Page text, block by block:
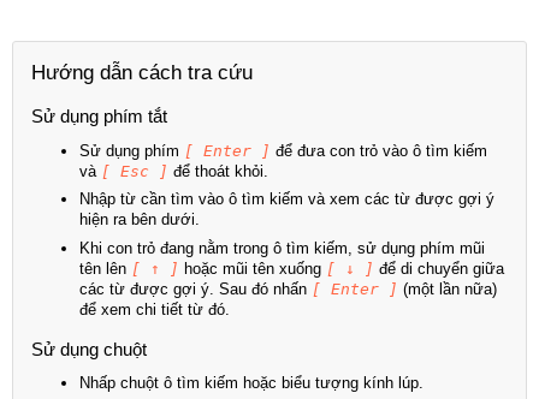
Hướng dẫn cách tra cứu
Sử dụng phím tắt
Sử dụng phím [ Enter ] để đưa con trỏ vào ô tìm kiếm
và [ Esc ] để thoát khỏi.
Nhập từ cần tìm vào ô tìm kiếm và xem các từ được gợi ý
hiện ra bên dưới.
Khi con trỏ đang nằm trong ô tìm kiếm, sử dụng phím mũi
tên lên [ ↑ ] hoặc mũi tên xuống [ ↓ ] để di chuyển giữa
các từ được gợi ý. Sau đó nhấn [ Enter ] (một lần nữa)
để xem chi tiết từ đó.
Sử dụng chuột
Nhấp chuột ô tìm kiếm hoặc biểu tượng kính lúp.